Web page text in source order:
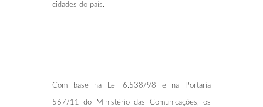
cidades do país.
Com base na Lei 6.538/98 e na Portaria
567/11 do Ministério das Comunicações, os